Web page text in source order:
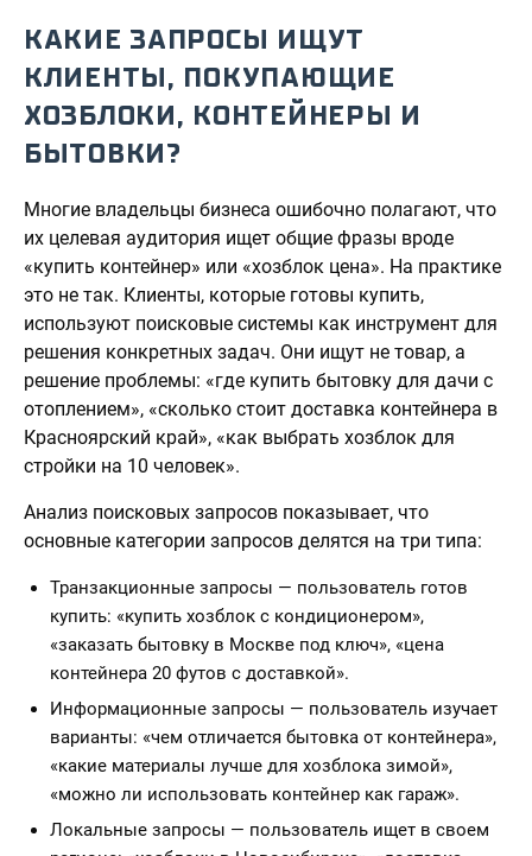
КАКИЕ ЗАПРОСЫ ИЩУТ
КЛИЕНТЫ, ПОКУПАЮЩИЕ
ХОЗБЛОКИ, КОНТЕЙНЕРЫ И
БЫТОВКИ?
Многие владельцы бизнеса ошибочно полагают, что
их целевая аудитория ищет общие фразы вроде
«купить контейнер» или «хозблок цена». На практике
это не так. Клиенты, которые готовы купить,
используют поисковые системы как инструмент для
решения конкретных задач. Они ищут не товар, а
решение проблемы: «где купить бытовку для дачи с
отоплением», «сколько стоит доставка контейнера в
Красноярский край», «как выбрать хозблок для
стройки на 10 человек».
Анализ поисковых запросов показывает, что
основные категории запросов делятся на три типа:
Транзакционные запросы — пользователь готов
купить: «купить хозблок с кондиционером»,
«заказать бытовку в Москве под ключ», «цена
контейнера 20 футов с доставкой».
Информационные запросы — пользователь изучает
варианты: «чем отличается бытовка от контейнера»,
«какие материалы лучше для хозблока зимой»,
«можно ли использовать контейнер как гараж».
Локальные запросы — пользователь ищет в своем